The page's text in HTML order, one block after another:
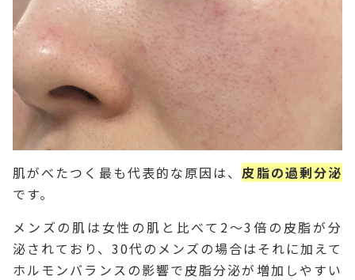
肌がべたつく最も代表的な原因は、皮脂の過剰分泌
です。
メンズの肌は女性の肌と比べて2～3倍の皮脂が分
泌されており、30代のメンズの場合はそれに加えて
ホルモンバランスの影響で皮脂分泌が増加しやすい